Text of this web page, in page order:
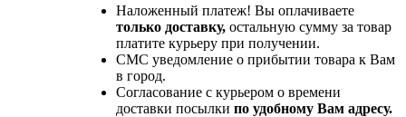
Наложенный платеж! Вы оплачиваете
только доставку, остальную сумму за товар
платите курьеру при получении.
СМС уведомление о прибытии товара к Вам
в город.
Согласование с курьером о времени
доставки посылки по удобному Вам адресу.